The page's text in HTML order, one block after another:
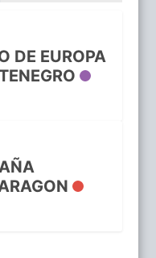
DE EUROPA